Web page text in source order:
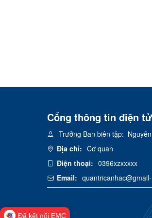
Cổng thông tin điện
Trưởng Ban biên tập:
Địa chỉ: Cơ quan
Điện thoại: 0396xzxxxxx
Email:
Đã kết nối EMC